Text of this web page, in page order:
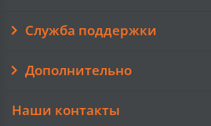
Служба поддержки
Дополнительно
Наши контакты